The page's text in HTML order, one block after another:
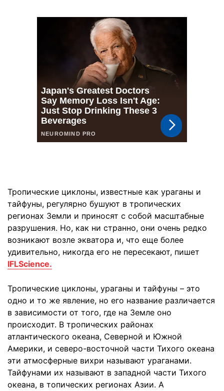
Тропические циклоны, известные как ураганы и
тайфуны, регулярно бушуют в тропических
регионах Земли и приносят с собой масштабные
разрушения. Но, как ни странно, они очень редко
возникают возле экватора и, что еще более
удивительно, никогда его не пересекают, пишет
IFLScience.
Тропические циклоны, ураганы и тайфуны – это
одно и то же явление, но его название различается
в зависимости от того, где на Земле оно
происходит. В тропических районах
атлантического океана, Северной и Южной
Америки, и северо-восточной части Тихого океана
эти атмосферные вихри называют ураганами.
Тайфунами их называют в западной части Тихого
океана, в топических регионах Азии. А